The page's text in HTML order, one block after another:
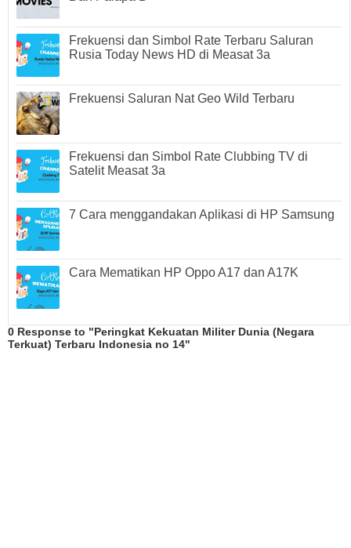
Frekuensi dan Simbol Rate Terbaru Saluran
Rusia Today News HD di Measat 3a
Frekuensi Saluran Nat Geo Wild Terbaru
Frekuensi dan Simbol Rate Clubbing TV di
Satelit Measat 3a
7 Cara menggandakan Aplikasi di HP Samsung
Cara Mematikan HP Oppo A17 dan A17K
0 Response to "Peringkat Kekuatan Militer Dunia (Negara
Terkuat) Terbaru Indonesia no 14"